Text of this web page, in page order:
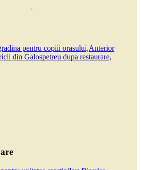
pentru copiii orasului,Anterior
din Galospetreu dupa restaurare,